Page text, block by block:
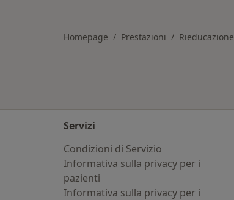
Homepage Prestazioni
Servizi
Condizioni di Servizio
Informativa sulla privacy per i
pazienti
Informativa sulla privacy per i